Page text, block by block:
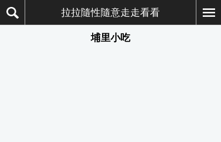
拉拉隨性隨意走走看看
埔里小吃